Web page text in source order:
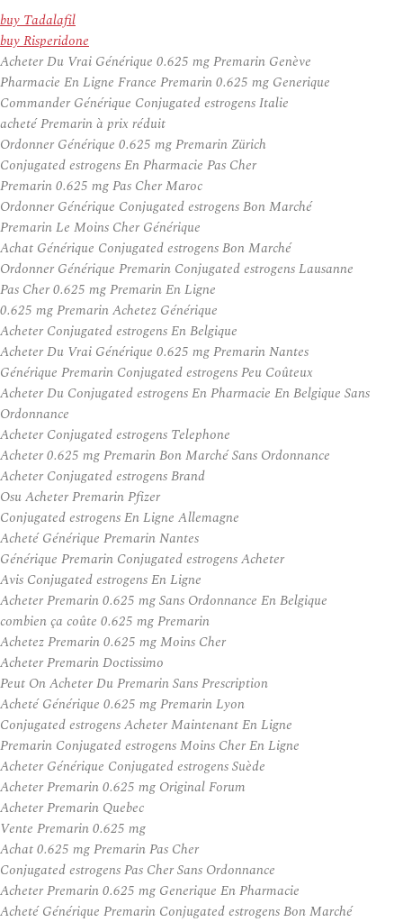
buy Tadalafil
buy Risperidone
Acheter Du Vrai Générique 0.625 mg Premarin Genève
Pharmacie En Ligne France Premarin 0.625 mg Generique
Commander Générique Conjugated estrogens Italie
acheté Premarin à prix réduit
Ordonner Générique 0.625 mg Premarin Zürich
Conjugated estrogens En Pharmacie Pas Cher
Premarin 0.625 mg Pas Cher Maroc
Ordonner Générique Conjugated estrogens Bon Marché
Premarin Le Moins Cher Générique
Achat Générique Conjugated estrogens Bon Marché
Ordonner Générique Premarin Conjugated estrogens Lausanne
Pas Cher 0.625 mg Premarin En Ligne
0.625 mg Premarin Achetez Générique
Acheter Conjugated estrogens En Belgique
Acheter Du Vrai Générique 0.625 mg Premarin Nantes
Générique Premarin Conjugated estrogens Peu Coûteux
Acheter Du Conjugated estrogens En Pharmacie En Belgique Sans
Ordonnance
Acheter Conjugated estrogens Telephone
Acheter 0.625 mg Premarin Bon Marché Sans Ordonnance
Acheter Conjugated estrogens Brand
Osu Acheter Premarin Pfizer
Conjugated estrogens En Ligne Allemagne
Acheté Générique Premarin Nantes
Générique Premarin Conjugated estrogens Acheter
Avis Conjugated estrogens En Ligne
Acheter Premarin 0.625 mg Sans Ordonnance En Belgique
combien ça coûte 0.625 mg Premarin
Achetez Premarin 0.625 mg Moins Cher
Acheter Premarin Doctissimo
Peut On Acheter Du Premarin Sans Prescription
Acheté Générique 0.625 mg Premarin Lyon
Conjugated estrogens Acheter Maintenant En Ligne
Premarin Conjugated estrogens Moins Cher En Ligne
Acheter Générique Conjugated estrogens Suède
Acheter Premarin 0.625 mg Original Forum
Acheter Premarin Quebec
Vente Premarin 0.625 mg
Achat 0.625 mg Premarin Pas Cher
Conjugated estrogens Pas Cher Sans Ordonnance
Acheter Premarin 0.625 mg Generique En Pharmacie
Acheté Générique Premarin Conjugated estrogens Bon Marché